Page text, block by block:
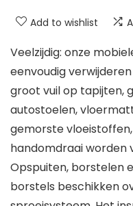
Add to wishlist
Veelzijdig: onze
eenvoudig
groot vuil op tapijten,
autostoelen,
gemorste
handomdraai worden
Opspuiten, borstelen
borstels beschikken